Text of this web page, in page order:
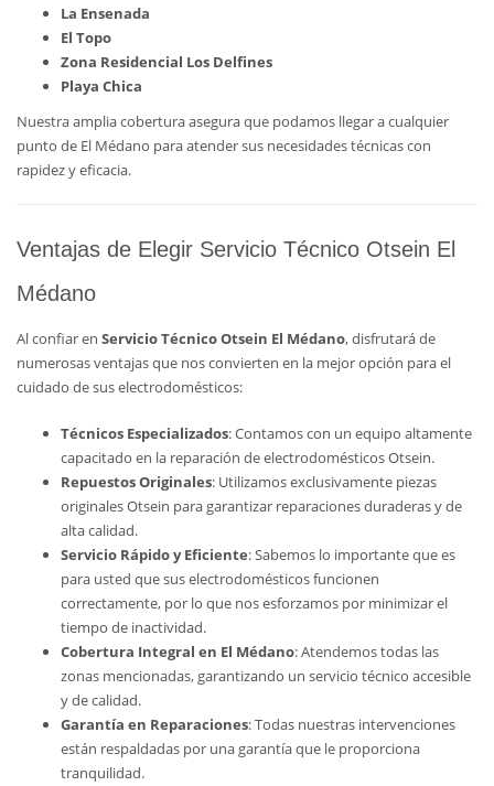
La Ensenada
El Topo
Zona Residencial Los Delfines
Playa Chica
Nuestra amplia cobertura asegura que podamos llegar a cualquier
punto de El Médano para atender sus necesidades técnicas con
rapidez y eficacia.
Ventajas de Elegir Servicio Técnico Otsein El
Médano
Al confiar en Servicio Técnico Otsein El Médano, disfrutará de
numerosas ventajas que nos convierten en la mejor opción para el
cuidado de sus electrodomésticos:
Técnicos Especializados: Contamos con un equipo altamente
capacitado en la reparación de electrodomésticos Otsein.
Repuestos Originales: Utilizamos exclusivamente piezas
originales Otsein para garantizar reparaciones duraderas y de
alta calidad.
Servicio Rápido y Eficiente: Sabemos lo importante que es
para usted que sus electrodomésticos funcionen
correctamente, por lo que nos esforzamos por minimizar el
tiempo de inactividad.
Cobertura Integral en El Médano: Atendemos todas las
zonas mencionadas, garantizando un servicio técnico accesible
y de calidad.
Garantía en Reparaciones: Todas nuestras intervenciones
están respaldadas por una garantía que le proporciona
tranquilidad.